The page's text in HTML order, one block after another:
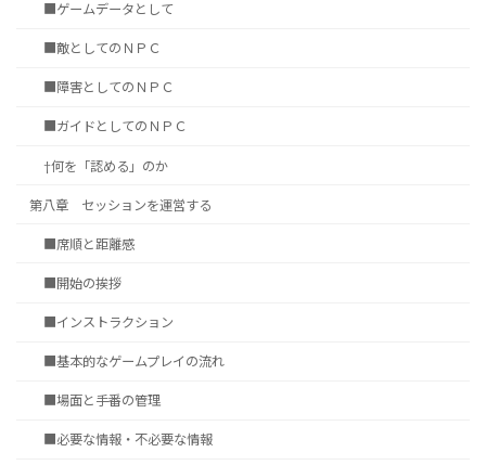
■ゲームデータとして
■敵としてのＮＰＣ
■障害としてのＮＰＣ
■ガイドとしてのＮＰＣ
†何を「認める」のか
第八章 セッションを運営する
■席順と距離感
■開始の挨拶
■インストラクション
■基本的なゲームプレイの流れ
■場面と手番の管理
■必要な情報・不必要な情報